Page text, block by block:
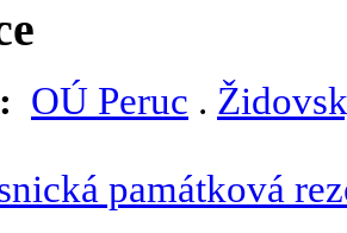
OÚ Peruc .
památková